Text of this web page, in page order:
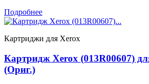
Подробнее
Картриджи для Xerox
Картридж Xerox (013R00607)
(Ориг.)